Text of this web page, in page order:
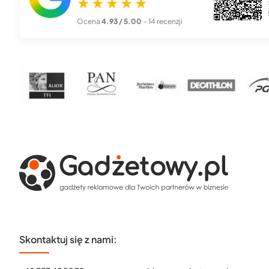
Ocena 4.93 / 5.00 – 14 recenzji
Piękna, profesjonalna robota. Zamówiłem kalendarze z logo
firmy i przyszły dokła...
Skontaktuj się z nami: